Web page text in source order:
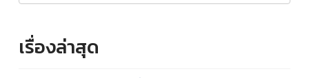
เรื่องล่าสุด